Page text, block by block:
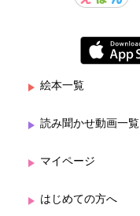
絵本一覧
読み聞かせ動画一覧
マイページ
はじめての方へ